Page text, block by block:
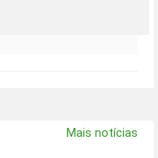
Mais notícias